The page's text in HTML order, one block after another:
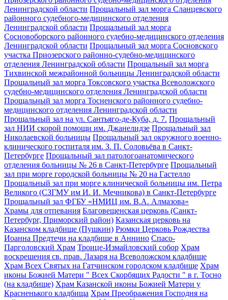
Ленинградской области Прощальный зал морга Сланцевского
районного судебного-медицинского отделения
Ленинградской области Прощальный зал морга
Сосновоборского районного судебно-медицинского отделения
Ленинградской области Прощальный зал морга Сосновского
участка Приозерского районно-судебно-медицинского
отделения Ленинградской области Прощальный зал морга
Тихвинской межрайонной больницы Ленинградской области
Прощальный зал морга Токсовского участка Всеволожского
судебно-медицинского отделения Ленинградской области
Прощальный зал морга Тосненского районного судебно-
медицинского отделения Ленинградской области
Прощальный зал на ул. Сантьяго-де-Куба, д. 7. Прощальный
зал НИИ скорой помощи им. Джанелидзе Прощальный зал
Николаевской больницы Прощальный зал окружного военно-
клинического госпиталя им. З. П. Соловьёва в Санкт-
Петербурге Прощальный зал патологоанатомического
отделения больницы № 26 в Санкт-Петербурге Прощальный
зал при морге городской больницы № 20 на Гастелло
Прощальный зал при морге клинической больницы им. Петра
Великого (СЗГМУ им И. И. Мечникова) в Санкт-Петербурге
Прощальный зал ФГБУ «НМИЦ им. В.А. Алмазова»
Храмы для отпевания Благовещенская церковь (Санкт-
Петербург, Приморский район) Казанская церковь на
Казанском кладбище (Пушкин) Рюмки Церковь Рождества
Иоанна Предтечи на кладбище в Аннино Спасо-
Парголовский Храм Троице-Измайловский собор Храм
воскрешения св. прав. Лазаря на Всеволожском кладбище
Храм Всех Святых на Гатчинском городском кладбище Храм
иконы Божией Матери " Всех Скорбящих Радости " в г. Тосно
(на кладбище) Храм Казанской иконы Божией Матери у
Красненького кладбища Храм Преображения Господня на